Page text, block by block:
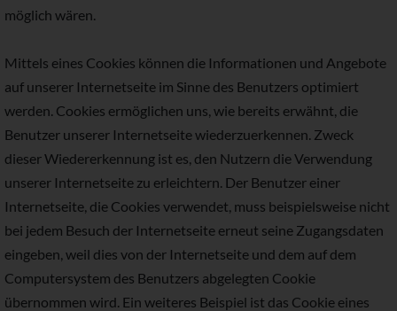
möglich wären.
Mittels eines Cookies können die Informationen und Angebote
auf unserer Internetseite im Sinne des Benutzers optimiert
werden. Cookies ermöglichen uns, wie bereits erwähnt, die
Benutzer unserer Internetseite wiederzuerkennen. Zweck
dieser Wiedererkennung ist es, den Nutzern die Verwendung
unserer Internetseite zu erleichtern. Der Benutzer einer
Internetseite, die Cookies verwendet, muss beispielsweise nicht
bei jedem Besuch der Internetseite erneut seine Zugangsdaten
eingeben, weil dies von der Internetseite und dem auf dem
Computersystem des Benutzers abgelegten Cookie
übernommen wird. Ein weiteres Beispiel ist das Cookie eines